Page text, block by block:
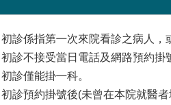
初診係指第㇐次來院看診之病人，
初診不接受當日電話及網路預約掛
初診僅能掛㇐科。
初診預約掛號後(未曾在本院就醫